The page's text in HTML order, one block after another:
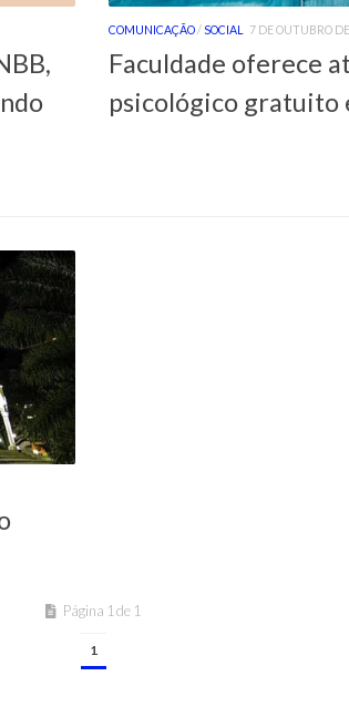
COMUNICAÇÃO/ SOCIAL 7 DE OUTUBRO
Faculdade oferece
psicológico gratuito
Página 1 de 1
1